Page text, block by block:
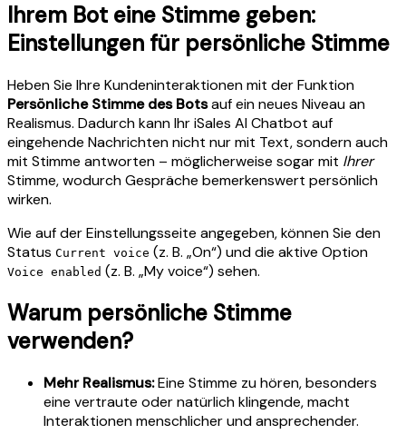
Ihrem Bot eine Stimme geben:
Einstellungen für persönliche Stimme
Heben Sie Ihre Kundeninteraktionen mit der Funktion
Persönliche Stimme des Botsauf ein neues Niveau an
Realismus. Dadurch kann Ihr iSales AI Chatbot auf
eingehende Nachrichten nicht nur mit Text, sondern auch
mit Stimme antworten – möglicherweise sogar mit Ihrer
Stimme, wodurch Gespräche bemerkenswert persönlich
wirken.
Wie auf der Einstellungsseite angegeben, können Sie den
Status Current voice (z. B. „On“) und die aktive Option
Voice enabled (z. B. „My voice“) sehen.
Warum persönliche Stimme
verwenden?
Mehr Realismus:Eine Stimme zu hören, besonders
eine vertraute oder natürlich klingende, macht
Interaktionen menschlicher und ansprechender.